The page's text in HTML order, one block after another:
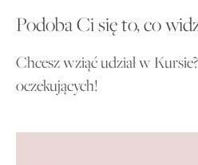
Podoba Ci się to, co
Chcesz wziąć udział w
oczekujących!